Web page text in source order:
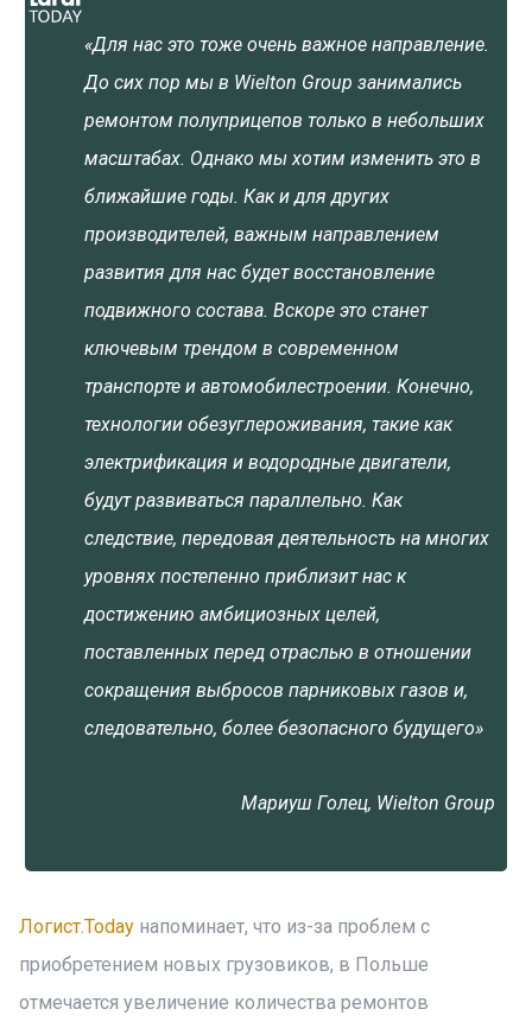
«Для нас это тоже очень важное направление.
До сих пор мы в Wielton Group занимались
ремонтом полуприцепов только в небольших
масштабах. Однако мы хотим изменить это в
ближайшие годы. Как и для других
производителей, важным направлением
развития для нас будет восстановление
подвижного состава. Вскоре это станет
ключевым трендом в современном
транспорте и автомобилестроении. Конечно,
технологии обезуглероживания, такие как
электрификация и водородные двигатели,
будут развиваться параллельно. Как
следствие, передовая деятельность на многих
уровнях постепенно приблизит нас к
достижению амбициозных целей,
поставленных перед отраслью в отношении
сокращения выбросов парниковых газов и,
следовательно, более безопасного будущего»
Мариуш Голец, Wielton Group
Логист.Today напоминает, что из-за проблем с
приобретением новых грузовиков, в Польше
отмечается увеличение количества ремонтов